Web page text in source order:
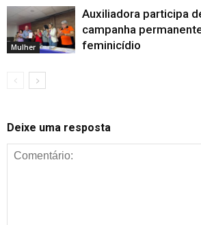
Mulher
Auxiliadora participa
campanha
feminicídio
Deixe uma resposta